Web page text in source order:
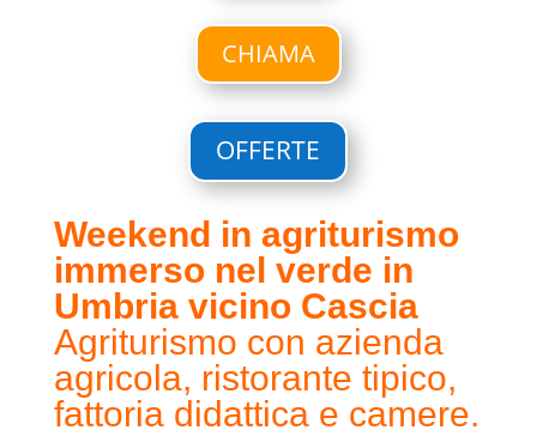
CHIAMA
OFFERTE
Weekend in agriturismo
immerso nel verde in
Umbria vicino Cascia
Agriturismo con azienda
agricola, ristorante tipico,
fattoria didattica e camere.